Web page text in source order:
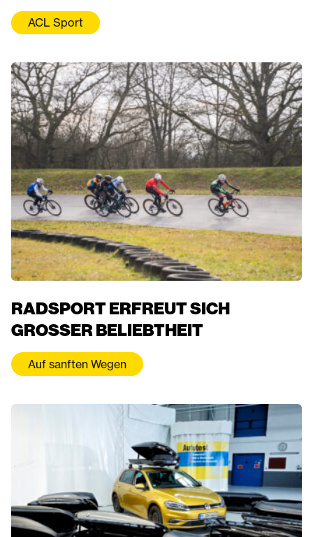
ACL Sport
RADSPORT ERFREUT SICH
GROSSER BELIEBTHEIT
Auf sanften Wegen